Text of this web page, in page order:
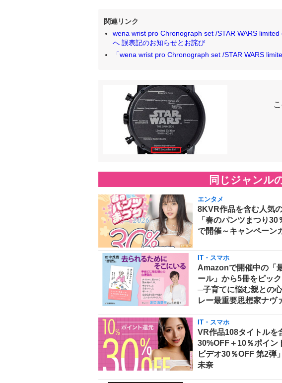
関連リンク
wena wrist pro Chronograph set /STAR WARS
へ 誤表記のお知らせとお詫び
「wena wrist pro Chronograph set /STAR WARS
同じジャンル
エンタメ
8KVR作品を含む人気
「春のパンツまつり
で開催～キャンペーン
IT・スマホ
Amazonで開催中の「
ール」から5冊をピッ
─子育てに悩む親との
レー最重要思想家ナヴ
IT・スマホ
VR作品108タイトルを
30%OFF＋10％ポイン
ビデオ30％OFF 第2弾
未奈